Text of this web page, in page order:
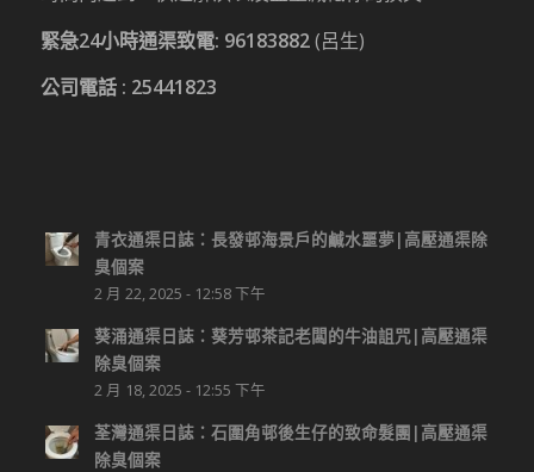
緊急24小時通渠致電: 96183882(呂生)
公司電話 : 25441823
青衣通渠日誌：長發邨海景戶的鹹水噩夢|高壓通渠除
臭個案
2 月 22, 2025 - 12:58 下午
葵涌通渠日誌：葵芳邨茶記老闆的牛油詛咒|高壓通渠
除臭個案
2 月 18, 2025 - 12:55 下午
荃灣通渠日誌：石圍角邨後生仔的致命髮團|高壓通渠
除臭個案